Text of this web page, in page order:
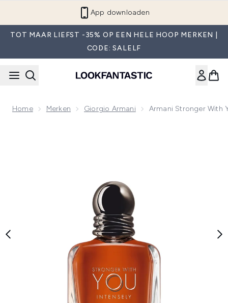
App downloaden
TOT MAAR LIEFST -35% OP EEN HELE HOOP MERKEN |
CODE: SALELF
Home Merken Giorgio Armani Armani Stronger With